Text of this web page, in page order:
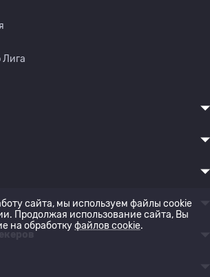
Лига
сайта, мы используем файлы cookie
Продолжая использование сайта, Вы
на обработкуфайлов cookie.